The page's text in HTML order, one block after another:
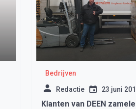
Bedrijven
Redactie 23 juni
Klanten van DEEN